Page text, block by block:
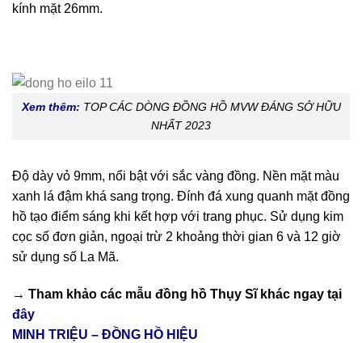
kính mặt 26mm.
Xem thêm: TOP CÁC DÒNG ĐỒNG HỒ MVW ĐÁNG SỞ HỮU
NHẤT 2023
Độ dày vỏ 9mm, nổi bật với sắc vàng đồng. Nền mặt màu
xanh lá đậm khá sang trọng. Đính đá xung quanh mặt đồng
hồ tạo điểm sáng khi kết hợp với trang phục. Sử dụng kim
cọc số đơn giản, ngoại trừ 2 khoảng thời gian 6 và 12 giờ
sử dụng số La Mã.
→ Tham khảo các mẫu đồng hồ Thụy Sĩkhác ngay tại
đây
MINH TRIỆU – ĐỒNG HỒ HIỆU